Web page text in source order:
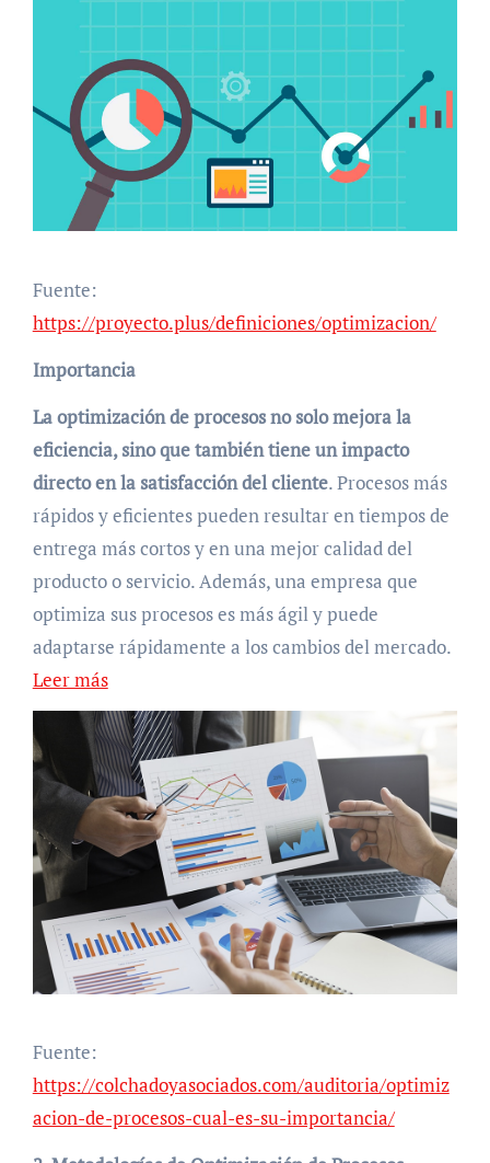
Fuente:
https://proyecto.plus/definiciones/optimizacion/
Importancia
La optimización de procesos no solo mejora la
eficiencia, sino que también tiene un impacto
directo en la satisfacción del cliente. Procesos más
rápidos y eficientes pueden resultar en tiempos de
entrega más cortos y en una mejor calidad del
producto o servicio. Además, una empresa que
optimiza sus procesos es más ágil y puede
adaptarse rápidamente a los cambios del mercado.
Leer más
Fuente:
https://colchadoyasociados.com/auditoria/optimiz
acion-de-procesos-cual-es-su-importancia/